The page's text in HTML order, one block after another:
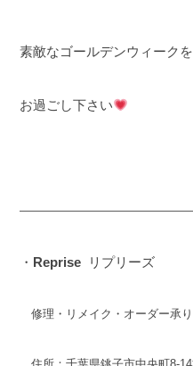
素敵なゴールデンウィークを
お過ごし下さい
・ Reprise リプリーズ
修理・リメイク・オーダー承